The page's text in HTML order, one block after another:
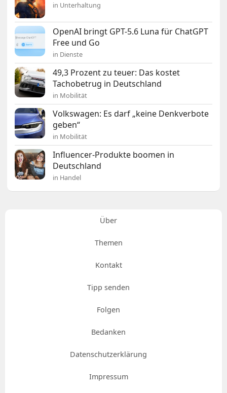
in Unterhaltung
OpenAI bringt GPT-5.6 Luna für ChatGPT
Free und Go
in Dienste
49,3 Prozent zu teuer: Das kostet
Tachobetrug in Deutschland
in Mobilität
Volkswagen: Es darf „keine Denkverbote
geben“
in Mobilität
Influencer-Produkte boomen in
Deutschland
in Handel
Über
Themen
Kontakt
Tipp senden
Folgen
Bedanken
Datenschutzerklärung
Impressum